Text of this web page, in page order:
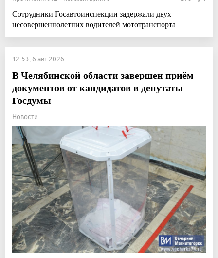
Сотрудники Госавтоинспекции задержали двух
несовершеннолетних водителей мототранспорта
12:53, 6 авг 2026
В Челябинской области завершен приём
документов от кандидатов в депутаты
Госдумы
Новости